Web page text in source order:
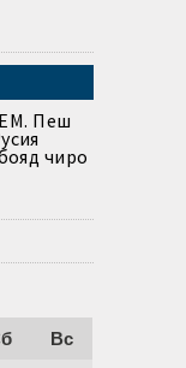
Пеш
чиро
Вс